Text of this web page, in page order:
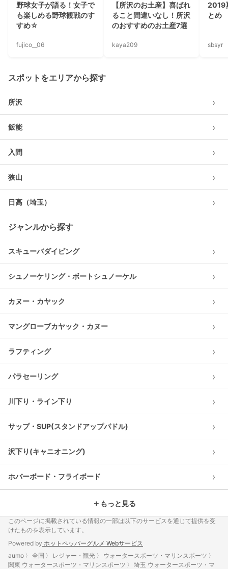
野球女子が語る！女子で
も楽しめる野球観戦のす
すめ☆
fujico__06
【所沢のお土産】喜ばれ
ること間違いなし！所沢
のおすすめのお土産7選
kaya209
2019
とめ
sbsyr
スポットをエリアから探す
所沢 ›
飯能 ›
入間 ›
狭山 ›
日高（埼玉） ›
ジャンルから探す
スキューバダイビング ›
シュノーケリング・ボートシュノーケル ›
カヌー・カヤック ›
マングローブカヤック・カヌー ›
ラフティング ›
パラセーリング ›
川下り・ライン下り ›
サップ・SUP(スタンドアップパドル) ›
沢下り(キャニオニング) ›
ホバーボード・フライボード ›
＋ もっと見る
このページに掲載されている情報の一部は以下のサービスを通じて提供を受
けたものを表示しています。
Powered by ホットペッパーグルメ Webサービス
aumo
全国 レジャー・観光
ウォータースポーツ・マリンスポーツ
関東 ウォータースポーツ・マリンスポーツ
埼玉 ウォータースポーツ・マ